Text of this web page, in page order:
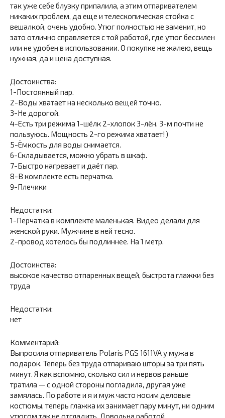
так уже себе блузку припалила, а этим отпаривателем
никаких проблем, да еще и телескопическая стойка с
вешалкой, очень удобно. Утюг полностью не заменит, но
зато отлично справляется с той работой, где утюг бессилен
или не удобен в использовании. О покупке не жалею, вещь
нужная, да и цена доступная.
Достоинства:
1-Постоянный пар.
2-Воды хватает на несколько вещей точно.
3-Не дорогой.
4-Есть три режима 1-шёлк 2-хлопок 3-лён. 3-м почти не
пользуюсь. Мощность 2-го режима хватает!)
5-Ёмкость для воды снимается.
6-Складывается, можно убрать в шкаф.
7-Быстро нагревает и даёт пар.
8-В комплекте есть перчатка.
9-Плечики
Недостатки:
1-Перчатка в комплекте маленькая. Видео делали для
женской руки. Мужчине в ней тесно.
2-провод хотелось бы подлиннее. На 1 метр.
Достоинства:
высокое качество отпаренных вещей, быстрота глажки без
труда
Недостатки:
нет
Комментарий:
Выпросила отпариватель Polaris PGS 1611VA у мужа в
подарок. Теперь без труда отпариваю шторы за три пять
минут. Я как вспомню, сколько сил и нервов раньше
тратила — с одной стороны погладила, другая уже
замялась. По работе и я и муж часто носим деловые
костюмы, теперь глажка их занимает пару минут, ни одним
утюгом так не отгладить. Довольна работой